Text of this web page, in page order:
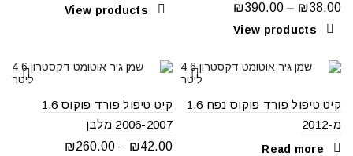
₪38.00
–
₪390.00
View products
View products
קיט טיפול פורד פוקוס נפח 1.6
מ-2012
Read more
קיט טיפול פורד פוקוס 1.6
2006-2007 מלבן
₪42.00
–
₪260.00